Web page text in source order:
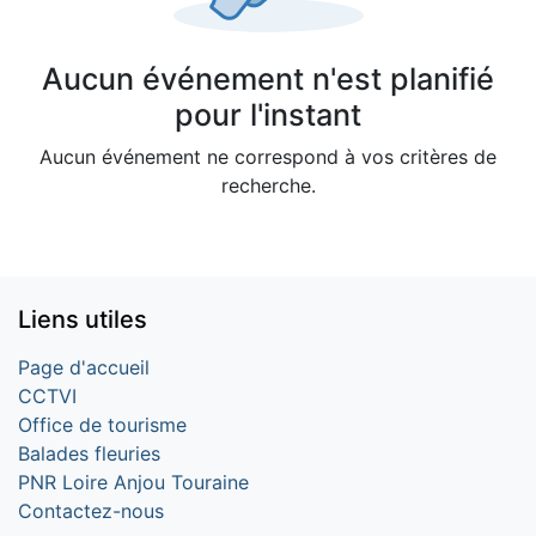
Aucun événement n'est planifié
pour l'instant
Aucun événement ne correspond à vos critères de
recherche.
Liens utiles
Page d'accueil
CCTVI
Office de tourisme
Balades fleuries
PNR Loire Anjou Touraine
Contactez-nous